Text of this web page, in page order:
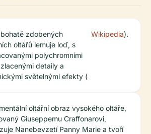
zdobených
oltářů lemuje loď, s
polychromními
detaily a
světelnými efekty (
Wikipedia).
oltářní obraz vysokého oltáře,
Giuseppemu Craffonarovi,
Nanebevzetí Panny Marie a tvoří